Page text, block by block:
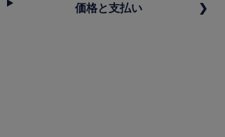
価格と支払い